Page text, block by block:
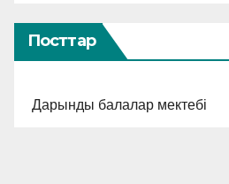
Посттар
Дарынды балалар мектебі